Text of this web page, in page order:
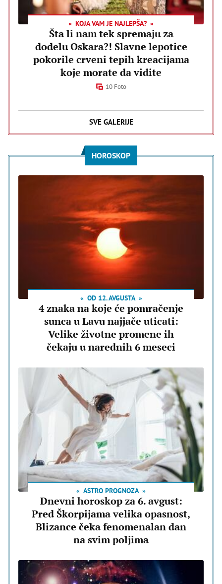
KOJA VAM JE NAJLEPŠA?
Šta li nam tek spremaju za
dodelu Oskara?! Slavne lepotice
pokorile crveni tepih kreacijama
koje morate da vidite
10 Foto
SVE GALERIJE
HOROSKOP
OD 12. AVGUSTA
4 znaka na koje će pomračenje
sunca u Lavu najjače uticati:
Velike životne promene ih
čekaju u narednih 6 meseci
ASTRO PROGNOZA
Dnevni horoskop za 6. avgust:
Pred Škorpijama velika opasnost,
Blizance čeka fenomenalan dan
na svim poljima